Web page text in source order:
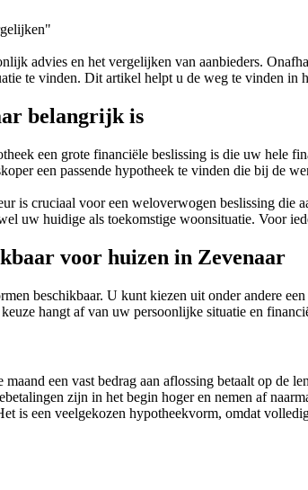
advies en het vergelijken van aanbieders.
te vinden. Dit artikel helpt u de weg te vinden in
belangrijk is
een grote financiële beslissing is die uw hele
een passende hypotheek te vinden die bij de
is cruciaal voor een weloverwogen beslissing
uw huidige als toekomstige woonsituatie. Voor
voor huizen in Zevenaar
beschikbaar. U kunt kiezen uit onder andere
hangt af van uw persoonlijke situatie en
een vast bedrag aan aflossing betaalt op
zijn in het begin hoger en nemen af
is een veelgekozen hypotheekvorm, omdat